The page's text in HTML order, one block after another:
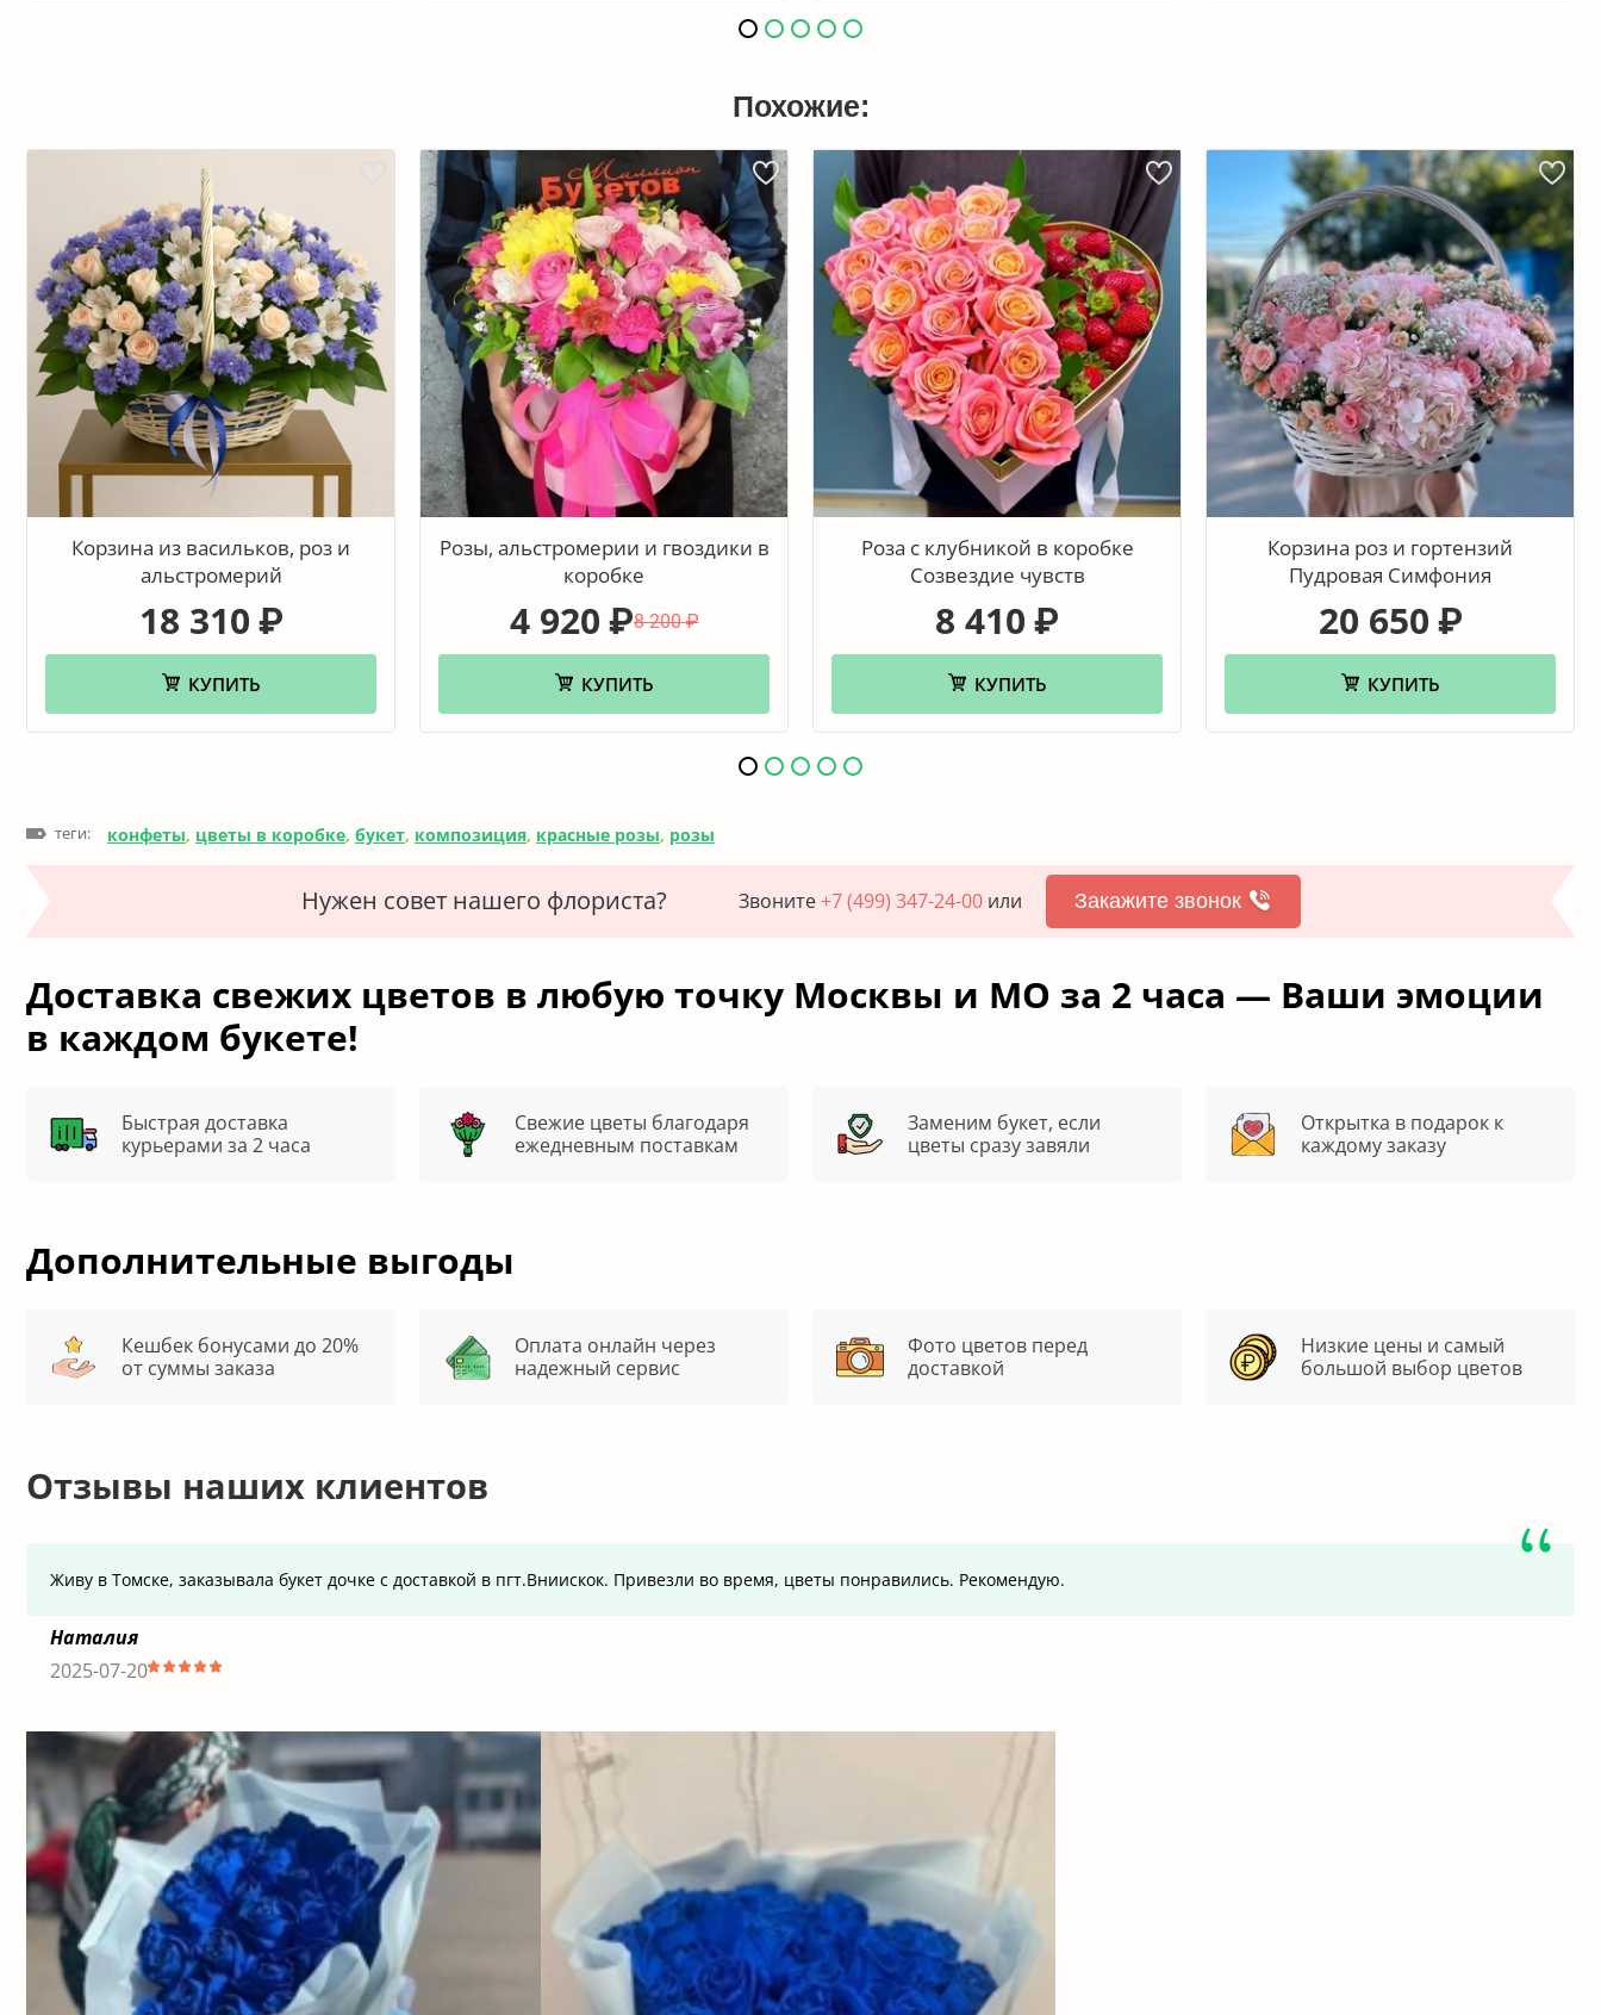
Похожие:
Корзина из васильков, роз и
альстромерий
18 310 ₽
КУПИТЬ
Розы, альстромерии и гвоздики в
коробке
8 200 ₽
4 920 ₽
КУПИТЬ
Роза с клубникой в коробке
Созвездие чувств
8 410 ₽
КУПИТЬ
Корзина роз и гортензий
Пудровая Симфония
20 650 ₽
КУПИТЬ
теги: конфеты, цветы в коробке, букет, композиция, красные розы, розы
Нужен совет нашего флориста? Звоните+7 (499) 347-24-00или Закажите звонок
Доставка свежих цветов в любую точку Москвы и МО за 2 часа — Ваши эмоции
в каждом букете!
Быстрая доставка
курьерами за 2 часа
Свежие цветы благодаря
ежедневным поставкам
Заменим букет, если
цветы сразу завяли
Открытка в подарок к
каждому заказу
Дополнительные выгоды
Кешбек бонусами до 20%
от суммы заказа
Оплата онлайн через
надежный сервис
Фото цветов перед
доставкой
Низкие цены и самый
большой выбор цветов
Отзывы наших клиентов
Живу в Томске, заказывала букет дочке с доставкой в пгт.Вниискок. Привезли во время, цветы понравились. Рекомендую.
Наталия
2025-07-20